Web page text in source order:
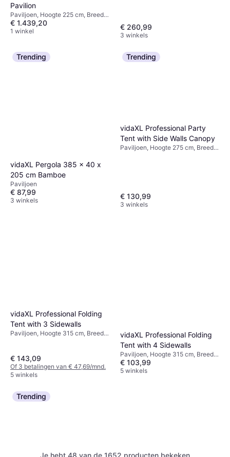
Pavilion
Paviljoen, Hoogte 225 cm, Breedte
309 cm, Lengte 426 cm
€ 1.439,20
1 winkel € 260,99
3 winkels
Trending
vidaXL Pergola 385 x 40 x
205 cm Bamboe
Paviljoen
€ 87,99
3 winkels
Trending
vidaXL Professional Party
Tent with Side Walls Canopy
Paviljoen, Hoogte 275 cm, Breedte
€ 130,99
3 winkels
vidaXL Professional Folding
Tent with 3 Sidewalls
Paviljoen, Hoogte 315 cm, Breedte
€ 143,09
Of 3 betalingen van € 47,69/mnd.
5 winkels
vidaXL Professional Folding
Tent with 4 Sidewalls
Paviljoen, Hoogte 315 cm, Breedte
200 cm, Lengte 200 cm
€ 103,99
5 winkels
Trending
Je hebt 48 van de 1652 producten bekeken